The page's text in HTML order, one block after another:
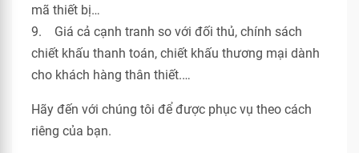
mã thiết bị…
9. Giá cả cạnh tranh so với đối thủ, chính sách
chiết khấu thanh toán, chiết khấu thương mại dành
cho khách hàng thân thiết.…
Hãy đến với chúng tôi để được phục vụ theo cách
riêng của bạn.